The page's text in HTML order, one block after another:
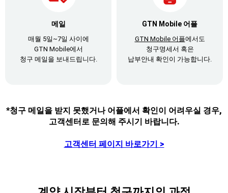
메일
매월 5일~7일 사이에
GTN Mobile에서
청구 메일을 보내드립니다.
GTN Mobile 어플
GTN Mobile 어플에서도
청구명세서 혹은
납부안내 확인이 가능합니다.
*청구 메일을 받지 못했거나 어플에서 확인이 어려우실 경우,
고객센터로 문의해 주시기 바랍니다.
고객센터 페이지 바로가기 >